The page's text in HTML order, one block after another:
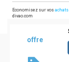
Economisez sur vos achats
divao.com
offre